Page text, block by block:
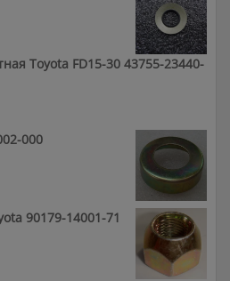
Toyota FD15-30 43755-23440-
000
90179-14001-71